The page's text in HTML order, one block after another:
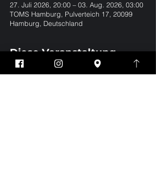
27. Juli 2026, 20:00 – 03. Aug. 2026, 03:00
TOMS Hamburg, Pulverteich 17, 20099
Hamburg, Deutschland
Diese Veranstaltung
teilen